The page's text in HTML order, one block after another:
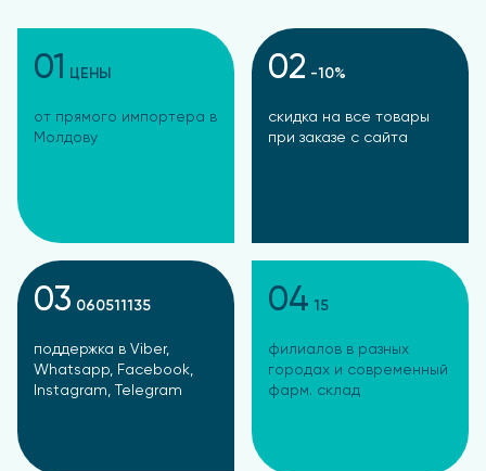
не менее 1 месяца. При необходимости прием
можно повторить.
Индивидуальная непереносимость компонентов.
проконсультироваться с врачом-педиатром.
01 ЦЕНЫ
от прямого импортера в
Молдову
02 -10%
скидка на все товары
при заказе с сайта
03 060511135
поддержка в Viber,
Whatsapp, Facebook,
Instagram, Telegram
04 15
филиалов в разных
городах и современный
фарм. склад